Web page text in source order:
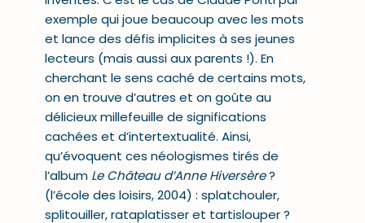
exemple qui joue beaucoup avec les mots
et lance des défis implicites à ses jeunes
lecteurs (mais aussi aux parents !). En
cherchant le sens caché de certains mots,
on en trouve d’autres et on goûte au
délicieux millefeuille de significations
cachées et d’intertextualité. Ainsi,
qu’évoquent ces néologismes tirés de
l’album Le Château d’Anne Hiversère?
(l’école des loisirs, 2004) : splatchouler,
splitouiller, rataplatisser et tartislouper ?